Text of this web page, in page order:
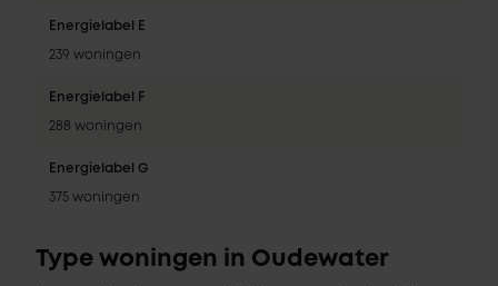
Energielabel E
239 woningen
Energielabel F
288 woningen
Energielabel G
375 woningen
Type woningen in Oudewater